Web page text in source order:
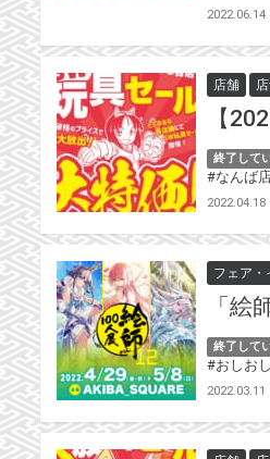
2022.06.14
店舗
【
終了して
#なんば
2022.04.18
フェア・
「
終了して
#おしお
2022.03.11